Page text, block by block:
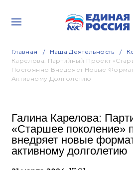
Главная Наша Деятельность
Карелова: Партийный Проект
Постоянно Внедряет Новые
Активному Долголетию
Галина Карелова:
«Старшее поколение»
внедряет новые
активному долголетию